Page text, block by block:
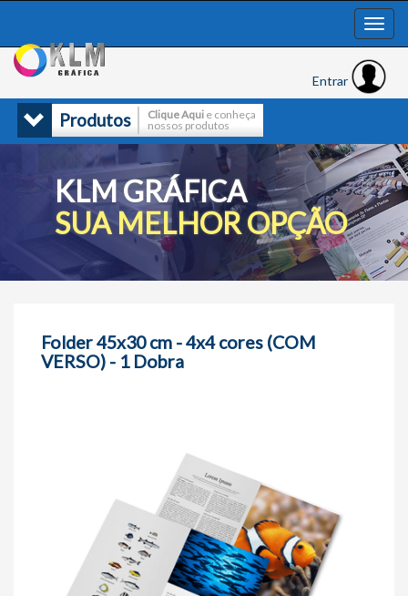
Entrar
Produtos Clique Aqui e conheça
nossos produtos
KLM GRÁFICA
SUA MELHOR OPÇÃO
Folder 45x30 cm - 4x4 cores (COM
VERSO) - 1 Dobra